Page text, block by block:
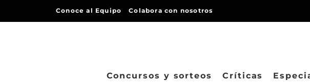
Conoce al Equipo Colabora con nosotros
Concursos y sorteos Críticas